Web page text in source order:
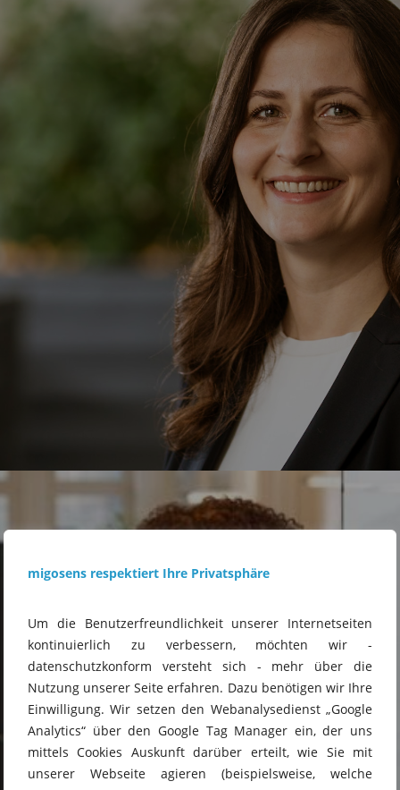
migosens respektiert Ihre Privatsphäre
Um die Benutzerfreundlichkeit unserer Internetseiten
kontinuierlich zu verbessern, möchten wir -
datenschutzkonform versteht sich - mehr über die
Nutzung unserer Seite erfahren. Dazu benötigen wir Ihre
Einwilligung. Wir setzen den Webanalysedienst „Google
Analytics“ über den Google Tag Manager ein, der uns
mittels Cookies Auskunft darüber erteilt, wie Sie mit
unserer Webseite agieren (beispielsweise, welche